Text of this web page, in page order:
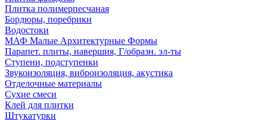
Плитка полимерпесчаная
Бордюры, поребрики
Водостоки
МАФ Малые Архитектурные Формы
Парапет. плиты, навершия, Г/образн. эл-ты
Ступени, подступенки
Звукоизоляция, виброизоляция, акустика
Отделочные материалы
Сухие смеси
Клей для плитки
Штукатурки